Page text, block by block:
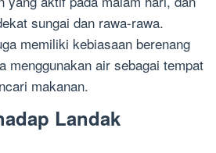
sungai dan rawa-rawa.
memiliki kebiasaan berenang
menggunakan air sebagai tempat
makanan.
Landak